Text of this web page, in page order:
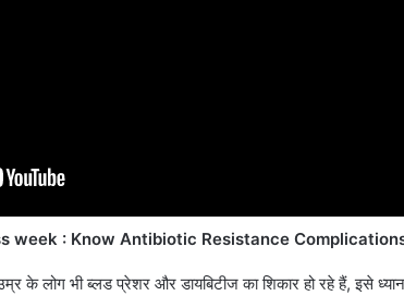
week : Know Antibiotic Resistance
लोग भी ब्लड प्रेशर और डायबिटीज का शिकार हो रहे हैं, इसे